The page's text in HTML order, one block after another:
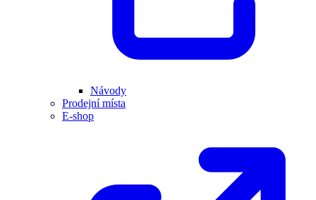
Návody
Prodejní místa
E-shop